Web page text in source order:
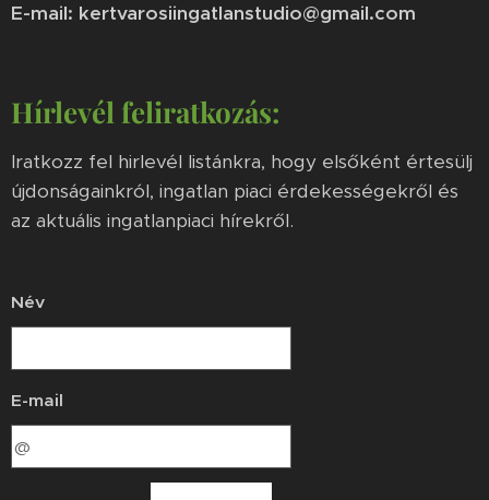
E-mail: kertvarosiingatlanstudio@gmail.com
Hírlevél feliratkozás:
Iratkozz fel hirlevél listánkra, hogy elsőként értesülj
újdonságainkról, ingatlan piaci érdekességekről és
az aktuális ingatlanpiaci hírekről.
Név
E-mail